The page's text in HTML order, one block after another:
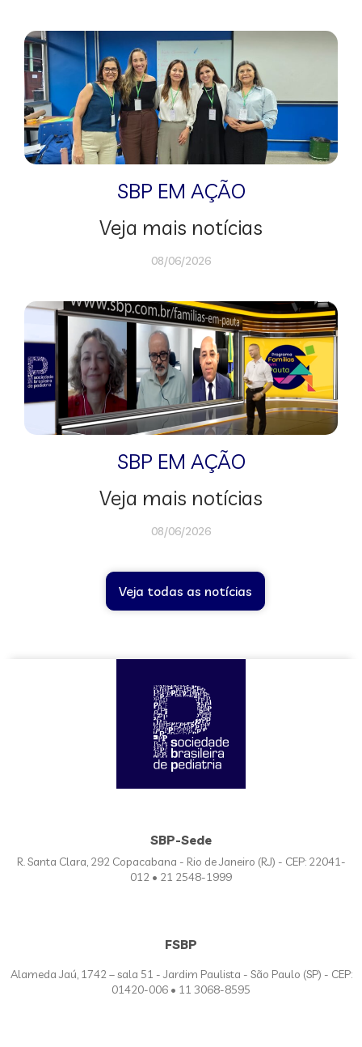
SBP EM AÇÃO
Veja mais notícias
08/06/2026
SBP EM AÇÃO
Veja mais notícias
08/06/2026
Veja todas as notícias
SBP-Sede
R. Santa Clara, 292 Copacabana - Rio de Janeiro (RJ) - CEP: 22041-
012 • 21 2548-1999
FSBP
Alameda Jaú, 1742 – sala 51 - Jardim Paulista - São Paulo (SP) - CEP:
01420-006 • 11 3068-8595